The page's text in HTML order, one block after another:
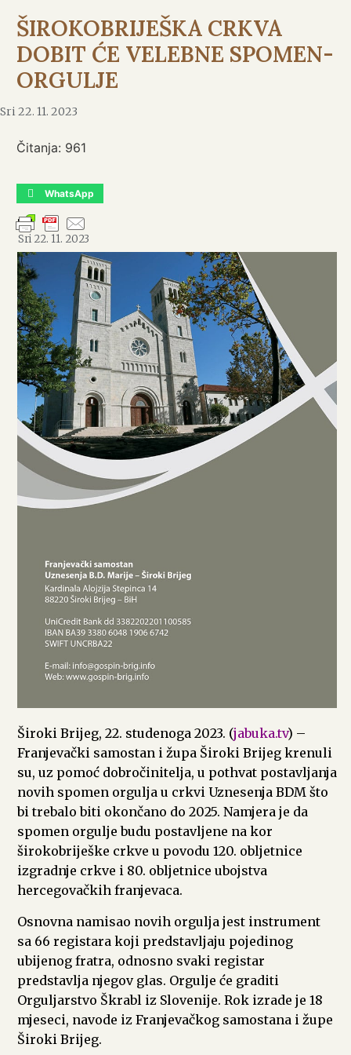
ŠIROKOBRIJEŠKA CRKVA
DOBIT ĆE VELEBNE SPOMEN-
ORGULJE
Sri 22. 11. 2023
Čitanja: 961
WhatsApp
Sri 22. 11. 2023
Široki Brijeg, 22. studenoga 2023. (jabuka.tv) –
Franjevački samostan i župa Široki Brijeg krenuli
su, uz pomoć dobročinitelja, u pothvat postavljanja
novih spomen orgulja u crkvi Uznesenja BDM što
bi trebalo biti okončano do 2025. Namjera je da
spomen orgulje budu postavljene na kor
širokobriješke crkve u povodu 120. obljetnice
izgradnje crkve i 80. obljetnice ubojstva
hercegovačkih franjevaca.
Osnovna namisao novih orgulja jest instrument
sa 66 registara koji predstavljaju pojedinog
ubijenog fratra, odnosno svaki registar
predstavlja njegov glas. Orgulje će graditi
Orguljarstvo Škrabl iz Slovenije. Rok izrade je 18
mjeseci, navode iz Franjevačkog samostana i župe
Široki Brijeg.